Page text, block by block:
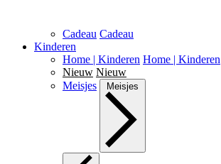
Cadeau Cadeau
Kinderen
Home | Kinderen Home | Kinderen
Nieuw Nieuw
Meisjes
Meisjes